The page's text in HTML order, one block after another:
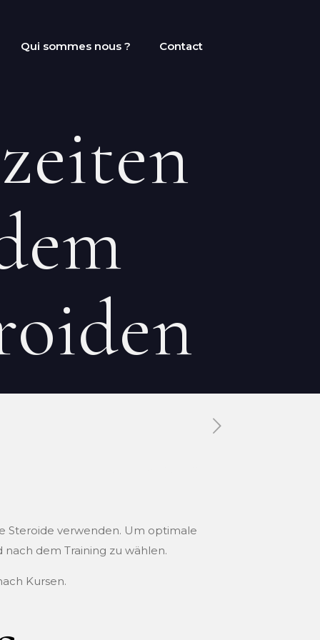
Qui sommes nous ? Contact
Steroide verwenden. Um optimale
dem Training zu wählen.
Kursen.